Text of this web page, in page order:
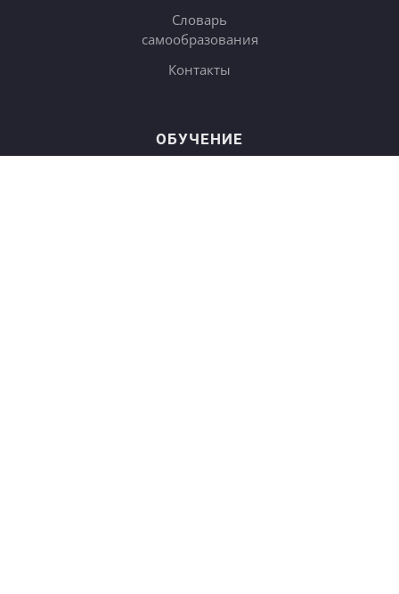
Словарь
самообразования
Контакты
ОБУЧЕНИЕ